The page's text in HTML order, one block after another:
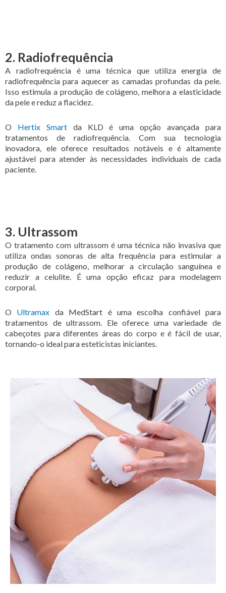
2. Radiofrequência
A radiofrequência é uma técnica que utiliza energia de
radiofrequência para aquecer as camadas profundas da pele.
Isso estimula a produção de colágeno, melhora a elasticidade
da pele e reduz a flacidez.
O Hertix Smart da KLD é uma opção avançada para
tratamentos de radiofrequência. Com sua tecnologia
inovadora, ele oferece resultados notáveis e é altamente
ajustável para atender às necessidades individuais de cada
paciente.
3. Ultrassom
O tratamento com ultrassom é uma técnica não invasiva que
utiliza ondas sonoras de alta frequência para estimular a
produção de colágeno, melhorar a circulação sanguínea e
reduzir a celulite. É uma opção eficaz para modelagem
corporal.
O Ultramax da MedStart é uma escolha confiável para
tratamentos de ultrassom. Ele oferece uma variedade de
cabeçotes para diferentes áreas do corpo e é fácil de usar,
tornando-o ideal para esteticistas iniciantes.